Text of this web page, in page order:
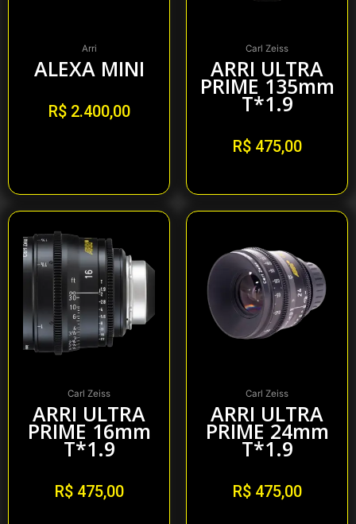
Arri
ALEXA MINI
R$2.400,00
Carl Zeiss
ARRI ULTRA
PRIME 135mm
T*1.9
R$475,00
Carl Zeiss
ARRI ULTRA
PRIME 16mm
T*1.9
R$475,00
Carl Zeiss
ARRI ULTRA
PRIME 24mm
T*1.9
R$475,00